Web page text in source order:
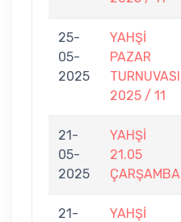
25-
05-
2025
YAHŞİ
PAZAR
TURNUVASI
2025 / 11
21-
05-
2025
YAHŞİ
21.05
ÇARŞAMBA
21-
YAHŞİ